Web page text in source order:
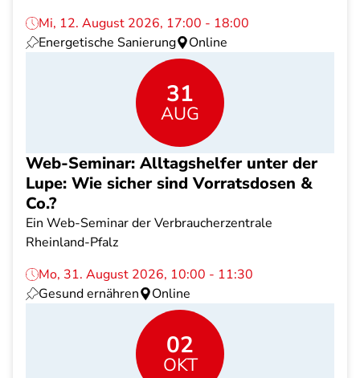
Mi, 12. August 2026, 17:00 - 18:00
Energetische Sanierung
Online
31
AUG
Web-Seminar: Alltagshelfer unter der
Lupe: Wie sicher sind Vorratsdosen &
Co.?
Ein Web-Seminar der Verbraucherzentrale
Rheinland-Pfalz
Mo, 31. August 2026, 10:00 - 11:30
Gesund ernähren
Online
02
OKT